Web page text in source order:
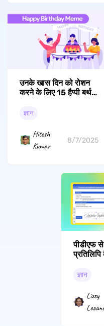
उनके खास दिन को रोशन
करने के लिए 15 हैप्पी बर्थडे
ज्ञान
Hitesh
Kumar
8/7/2025
पीडीएफ से
ज्ञान
Lizzy